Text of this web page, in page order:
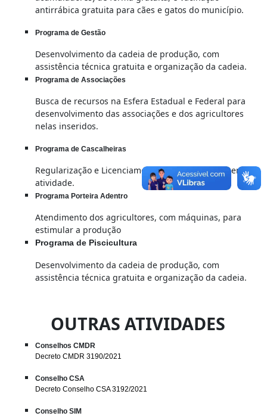
antirrábica gratuita para cães e gatos do município.
Programa de Gestão
Desenvolvimento da cadeia de produção, com
assistência técnica gratuita e organização da cadeia.
Programa de Associações
Busca de recursos na Esfera Estadual e Federal para
desenvolvimento das associações e dos agricultores
nelas inseridos.
Programa de Cascalheiras
Regularização e Licenciamento das Cascalheiras em
atividade.
Programa Porteira Adentro
Atendimento dos agricultores, com máquinas, para
estimular a produção
Programa de Piscicultura
Desenvolvimento da cadeia de produção, com
assistência técnica gratuita e organização da cadeia.
OUTRAS ATIVIDADES
Conselhos CMDR
Decreto CMDR 3190/2021
Conselho CSA
Decreto Conselho CSA 3192/2021
Conselho SIM